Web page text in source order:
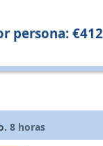
persona: €412
8 horas